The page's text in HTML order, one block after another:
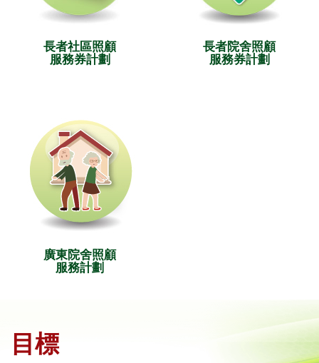
長者社區照顧
服務券計劃
長者院舍照顧
服務券計劃
廣東院舍照顧
服務計劃
目標